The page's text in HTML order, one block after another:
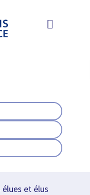
et élus